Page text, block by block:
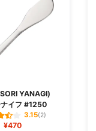
YANAGI)
イフ #1250
3.15(2)
¥470